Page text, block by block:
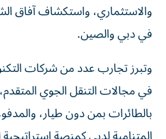
والاستثماري، واستكشاف آفاق
في دبي والصين.
وتبرز تجارب عدد من شركات
في مجالات التنقل الجوي
بالطائرات بمن دون طيار،